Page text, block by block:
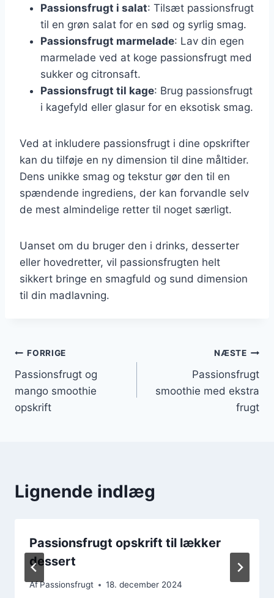
Passionsfrugt i salat: Tilsæt passionsfrugt
til en grøn salat for en sød og syrlig smag.
Passionsfrugt marmelade: Lav din egen
marmelade ved at koge passionsfrugt med
sukker og citronsaft.
Passionsfrugt til kage: Brug passionsfrugt
i kagefyld eller glasur for en eksotisk smag.
Ved at inkludere passionsfrugt i dine opskrifter
kan du tilføje en ny dimension til dine måltider.
Dens unikke smag og tekstur gør den til en
spændende ingrediens, der kan forvandle selv
de mest almindelige retter til noget særligt.
Uanset om du bruger den i drinks, desserter
eller hovedretter, vil passionsfrugten helt
sikkert bringe en smagfuld og sund dimension
til din madlavning.
Indlægsnavigation
FORRIGE
Passionsfrugt og
mango smoothie
opskrift
NÆSTE
Passionsfrugt
smoothie med ekstra
frugt
Lignende indlæg
Passionsfrugt opskrift til lækker
dessert
AfPassionsfrugt 18. december 2024